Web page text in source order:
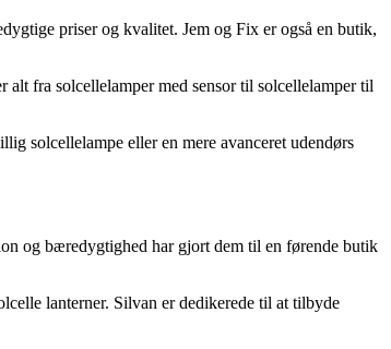
priser og kvalitet. Jem og Fix er også en butik,
fra solcellelamper med sensor til solcellelamper til
solcellelampe eller en mere avanceret udendørs
og bæredygtighed har gjort dem til en førende butik
lanterner. Silvan er dedikerede til at tilbyde